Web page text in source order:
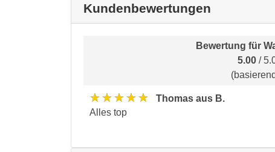
Kundenbewertungen
Bewertung für
5.00 /
★★★★★
Thomas aus B.
Alles top